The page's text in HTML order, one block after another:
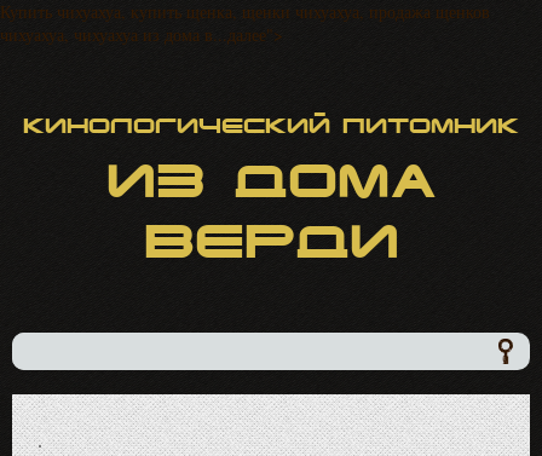
Купить чихуахуа, купить щенка, щенки чихуахуа, продажа щенков
чихуахуа, чихуахуа из дома в...далее">
Кинологический питомник
ИЗ ДОМА
ВЕРДИ
·